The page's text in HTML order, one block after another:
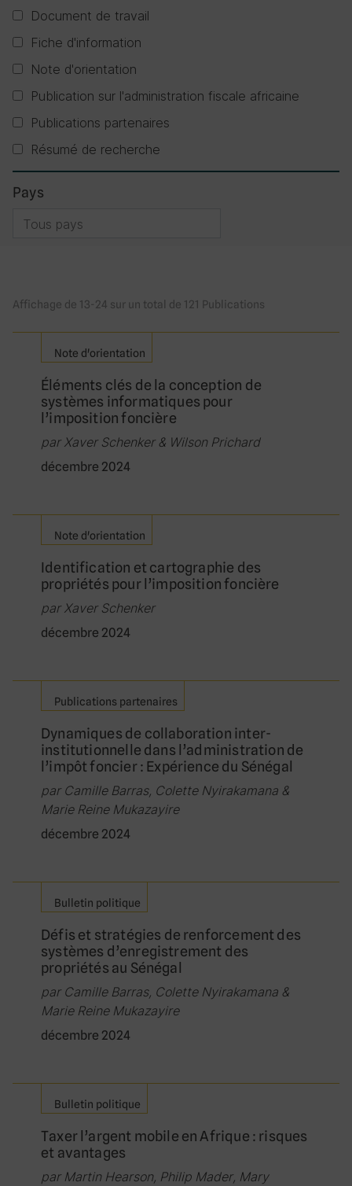
Document de travail
Fiche d'information
Note d'orientation
Publication sur l'administration fiscale africaine
Publications partenaires
Résumé de recherche
Pays
Pays filtre
Affichage de 13-24 sur un total de 121 Publications
Note d'orientation
Éléments clés de la conception de
systèmes informatiques pour
l’imposition foncière
par Xaver Schenker & Wilson Prichard
décembre 2024
Note d'orientation
Identification et cartographie des
propriétés pour l’imposition foncière
par Xaver Schenker
décembre 2024
Publications partenaires
Dynamiques de collaboration inter-
institutionnelle dans l’administration de
l’impôt foncier : Expérience du Sénégal
par Camille Barras, Colette Nyirakamana &
Marie Reine Mukazayire
décembre 2024
Bulletin politique
Défis et stratégies de renforcement des
systèmes d’enregistrement des
propriétés au Sénégal
par Camille Barras, Colette Nyirakamana &
Marie Reine Mukazayire
décembre 2024
Bulletin politique
Taxer l’argent mobile en Afrique : risques
et avantages
par Martin Hearson, Philip Mader, Mary